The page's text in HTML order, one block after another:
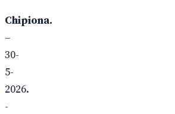
Chipiona.
–
30-
5-
2026.
-